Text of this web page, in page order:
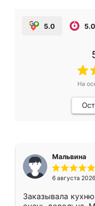
5.0 5.0
На
Мальвина
6 августа 2026
Заказывала